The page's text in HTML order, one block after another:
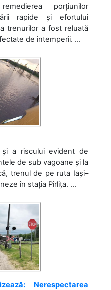
porțiunilor
rapide și efortului
trenurilor a fost reluată
de intemperii. ...
a riscului evident de
de sub vagoane și la
trenul de pe ruta Iași–
în stația Pîrlița. ...
Nerespectarea